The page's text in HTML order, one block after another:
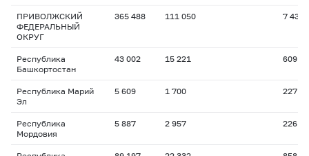
ПРИВОЛЖСКИЙ
ФЕДЕРАЛЬНЫЙ
ОКРУГ
365 488 111 050 7 435
Республика
Башкортостан
43 002 15 221 609
Республика Марий
Эл
5 609 1 700 227
Республика
Мордовия
5 887 2 957 226